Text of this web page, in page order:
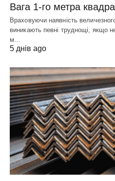
Вага 1-го метра
Враховуючи наявність
виникають певні труднощі, якщо
м…
5 днів ago